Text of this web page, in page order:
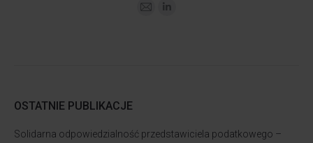
OSTATNIE PUBLIKACJE
Solidarna odpowiedzialność przedstawiciela podatkowego –